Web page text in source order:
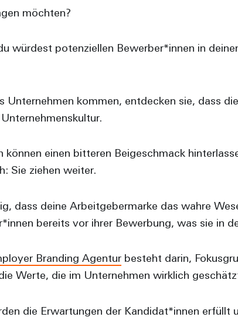
möchten?
würdest potenziellen Bewerber*innen in
Unternehmen kommen, entdecken sie, dass
können einen bitteren Beigeschmack
Sie ziehen weiter.
dass deine Arbeitgebermarke das wahre
bereits vor ihrer Bewerbung, was sie in
Branding Agentur besteht darin,
Werte, die im Unternehmen wirklich
die Erwartungen der Kandidat*innen erfüllt